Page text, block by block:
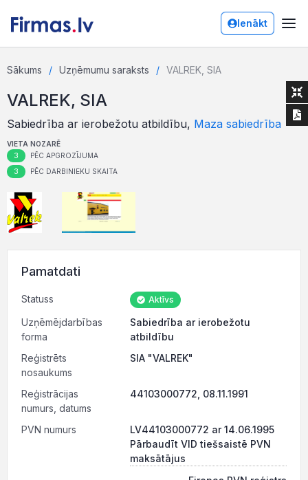
Ienākt
Sākums Uzņēmumu saraksts VALREK, SIA
VALREK, SIA
Sabiedrība ar ierobežotu atbildību, Maza sabiedrība
VIETA NOZARĒ
3 PĒC APGROZĪJUMA
3 PĒC DARBINIEKU SKAITA
Pamatdati
Statuss Aktīvs
Uzņēmējdarbības
forma
Sabiedrība ar ierobežotu
atbildību
Reģistrēts
nosaukums
SIA "VALREK"
Reģistrācijas
numurs, datums
44103000772, 08.11.1991
PVN numurs
LV44103000772 ar 14.06.1995
Pārbaudīt VID tiešsaistē PVN
maksātājus